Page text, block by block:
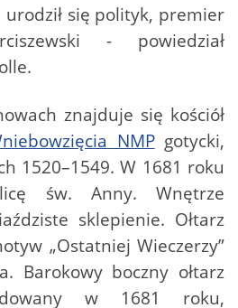
urodził się polityk, premier
- powiedział
znajduje się kościół
NMPgotycki,
1520–1549. W 1681 roku
św. Anny. Wnętrze
sklepienie. Ołtarz
„Ostatniej Wieczerzy”
Barokowy boczny ołtarz
w 1681 roku,